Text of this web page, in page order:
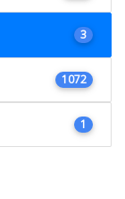
3
1072
1